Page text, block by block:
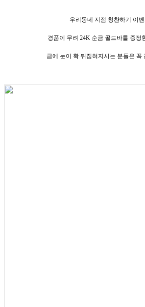
우리동네 지점 칭찬하기 이
경품이 무려 24K 순금 골드바를 증정
금에 눈이 확 뒤집혀지시는 분들은 꼭